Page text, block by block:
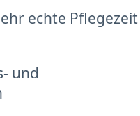
echte Pflegezeit
und